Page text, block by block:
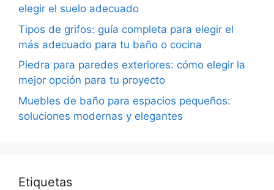
elegir el suelo adecuado
Tipos de grifos: guía completa para elegir el
más adecuado para tu baño o cocina
Piedra para paredes exteriores: cómo elegir la
mejor opción para tu proyecto
Muebles de baño para espacios pequeños:
soluciones modernas y elegantes
Etiquetas